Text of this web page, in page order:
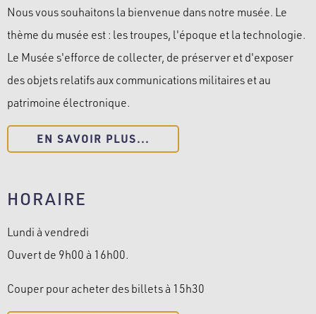
Nous vous souhaitons la bienvenue dans notre musée. Le
thème du musée est : les troupes, l'époque et la technologie.
Le Musée s'efforce de collecter, de préserver et d'exposer
des objets relatifs aux communications militaires et au
patrimoine électronique.
EN SAVOIR PLUS...
HORAIRE
Lundi à vendredi
Ouvert de 9h00 à 16h00.
Couper pour acheter des billets à 15h30